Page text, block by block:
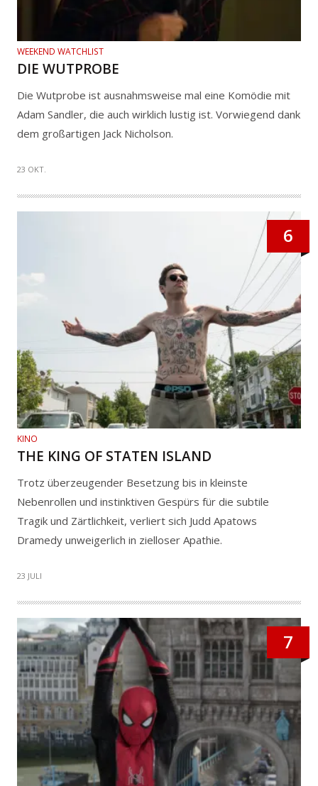
WEEKEND WATCHLIST
DIE WUTPROBE
Die Wutprobe ist ausnahmsweise mal eine Komödie mit
Adam Sandler, die auch wirklich lustig ist. Vorwiegend dank
dem großartigen Jack Nicholson.
23 OKT.
6
KINO
THE KING OF STATEN ISLAND
Trotz überzeugender Besetzung bis in kleinste
Nebenrollen und instinktiven Gespürs für die subtile
Tragik und Zärtlichkeit, verliert sich Judd Apatows
Dramedy unweigerlich in zielloser Apathie.
23 JULI
7